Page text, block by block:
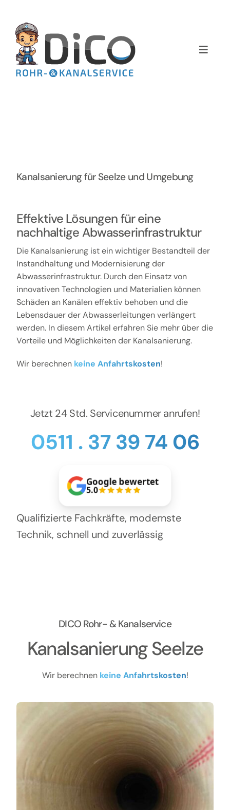
springen
Toggle
Home
Preise
Kontakt
Kanalsanierung für Seelze und Umgebung
Effektive Lösungen für eine
nachhaltige Abwasserinfrastruktur
Die Kanalsanierung ist ein wichtiger Bestandteil der
Instandhaltung und Modernisierung der
Abwasserinfrastruktur. Durch den Einsatz von
innovativen Technologien und Materialien können
Schäden an Kanälen effektiv behoben und die
Lebensdauer der Abwasserleitungen verlängert
werden. In diesem Artikel erfahren Sie mehr über die
Vorteile und Möglichkeiten der Kanalsanierung.
Wir berechnen keine Anfahrtskosten!
Jetzt 24 Std. Servicenummer anrufen!
0511 . 37 39 74 06
Google bewertet
5.0
Qualifizierte Fachkräfte, modernste
Technik, schnell und zuverlässig
DICO Rohr- & Kanalservice
Kanalsanierung Seelze
Wir berechnen keine Anfahrtskosten!